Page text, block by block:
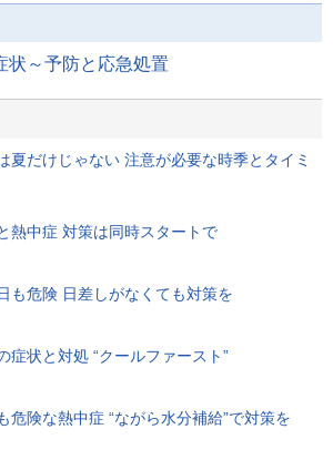
～予防と応急処置
夏だけじゃない 注意が必要な時季とタイミ
熱中症 対策は同時スタートで
も危険 日差しがなくても対策を
症状と対処 “クールファースト”
危険な熱中症 “ながら水分補給”で対策を